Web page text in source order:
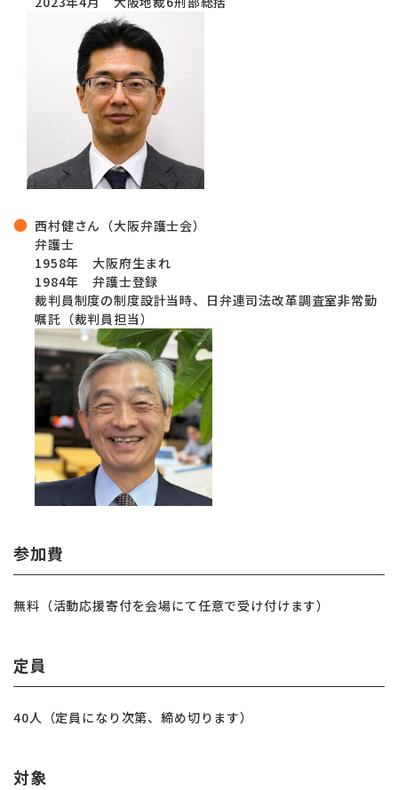
西村健さん（大阪弁護士会）
弁護士
1958年 大阪府生まれ
1984年 弁護士登録
裁判員制度の制度設計当時、日弁連司法改革調査室非常勤
嘱託（裁判員担当）
参加費
無料（活動応援寄付を会場にて任意で受け付けます）
定員
40人（定員になり次第、締め切ります）
対象